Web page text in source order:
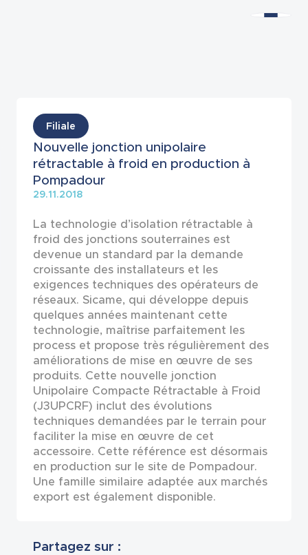
Actualités
Filiale
Nouvelle jonction unipolaire
rétractable à froid en production à
Pompadour
29.11.2018
Partagez sur :
La technologie d’isolation rétractable à
froid des jonctions souterraines est
devenue un standard par la demande
croissante des installateurs et les
exigences techniques des opérateurs de
réseaux. Sicame, qui développe depuis
quelques années maintenant cette
technologie, maîtrise parfaitement les
process et propose très régulièrement des
améliorations de mise en œuvre de ses
produits. Cette nouvelle jonction
Unipolaire Compacte Rétractable à Froid
(J3UPCRF) inclut des évolutions
techniques demandées par le terrain pour
faciliter la mise en œuvre de cet
accessoire. Cette référence est désormais
en production sur le site de Pompadour.
Une famille similaire adaptée aux marchés
export est également disponible.